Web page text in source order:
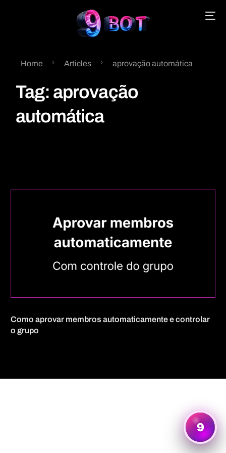
Home Articles aprovação automática
Tag: aprovação
automática
Como aprovar membros automaticamente e controlar
o grupo
Português
9